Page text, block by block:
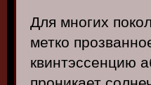
Для многих
метко
квинтэссенцию